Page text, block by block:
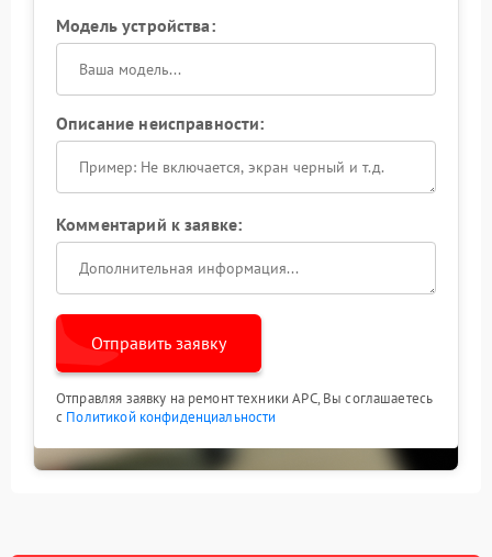
Модель устройства:
Описание неисправности:
Комментарий к заявке:
Отправить заявку
Отправляя заявку на ремонт техники APC, Вы соглашаетесь
с Политикой конфиденциальности